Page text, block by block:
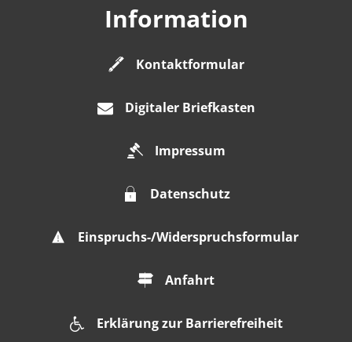
Information
Kontaktformular
Digitaler Briefkasten
Impressum
Datenschutz
Einspruchs-/Widerspruchsformular
Anfahrt
Erklärung zur Barrierefreiheit